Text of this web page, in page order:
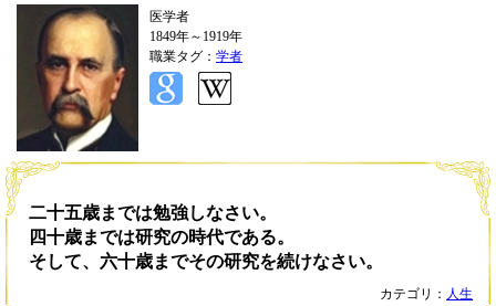
医学者
1849年～1919年
職業タグ： 学者
二十五歳までは勉強しなさい。
四十歳までは研究の時代である。
そして、六十歳までその研究を続けなさい。
カテゴリ： 人生